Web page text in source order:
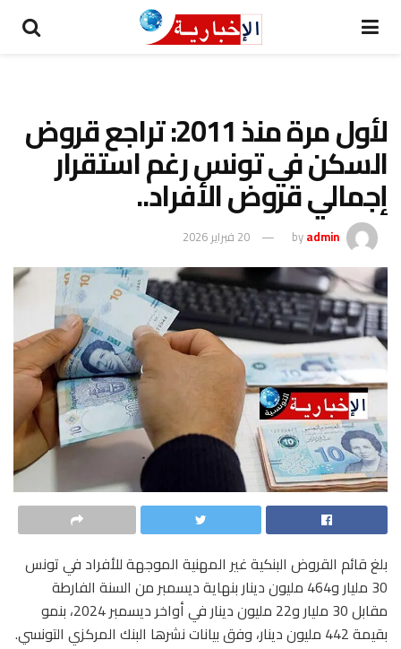
لأول مرة منذ 2011: تراجع قروض
السكن في تونس رغم استقرار
إجمالي قروض الأفراد..
byadmin 20 فبراير 2026
بلغ قائم القروض البنكية غير المهنية الموجهة للأفراد في تونس
30 مليار و464 مليون دينار بنهاية ديسمبر من السنة الفارطة
مقابل 30 مليار و22 مليون دينار في أواخر ديسمبر 2024، بنمو
بقيمة 442 مليون دينار، وفق بيانات نشرها البنك المركزي التونسي.